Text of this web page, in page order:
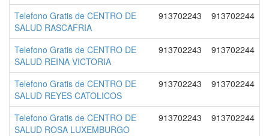
Telefono Gratis de CENTRO DE
SALUD RASCAFRIA
913702243 913702244
Telefono Gratis de CENTRO DE
SALUD REINA VICTORIA
913702243 913702244
Telefono Gratis de CENTRO DE
SALUD REYES CATOLICOS
913702243 913702244
Telefono Gratis de CENTRO DE
SALUD ROSA LUXEMBURGO
913702243 913702244